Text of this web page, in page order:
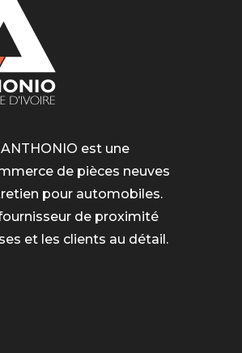
est une
de pièces neuves
pour automobiles.
de proximité
et les clients au détail.